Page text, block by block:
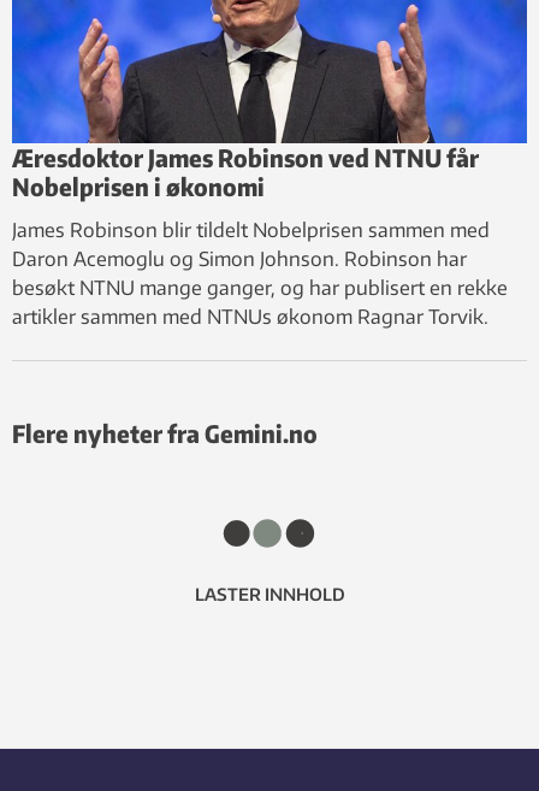
Æresdoktor James Robinson ved NTNU får
Nobelprisen i økonomi
James Robinson blir tildelt Nobelprisen sammen med
Daron Acemoglu og Simon Johnson. Robinson har
besøkt NTNU mange ganger, og har publisert en rekke
artikler sammen med NTNUs økonom Ragnar Torvik.
Flere nyheter fra Gemini.no
LASTER INNHOLD